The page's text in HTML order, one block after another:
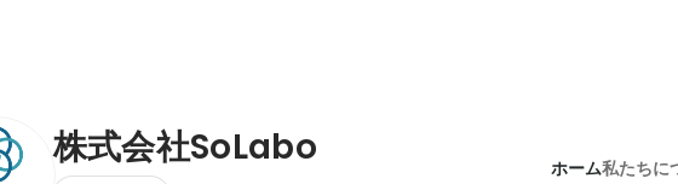
株式会社SoLabo ホーム私たちに